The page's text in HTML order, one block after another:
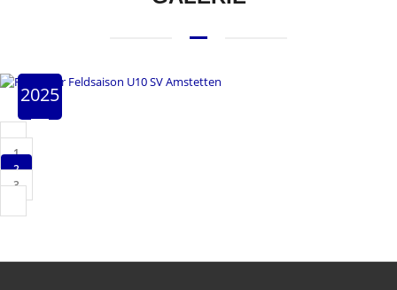
2025
1
2
3